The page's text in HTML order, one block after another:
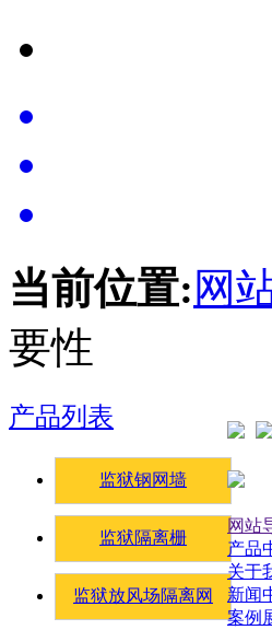
当前位置: 网
要性
产品列表
监狱钢网墙
监狱隔离栅
监狱放风场隔离网
网站
产品
关于
新闻
案例